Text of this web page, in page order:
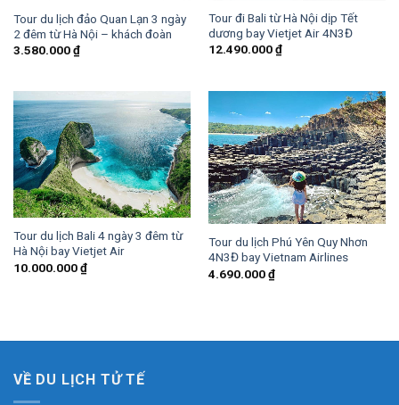
Tour du lịch đảo Quan Lạn 3 ngày
2 đêm từ Hà Nội – khách đoàn
3.580.000₫
Tour đi Bali từ Hà Nội dịp Tết
dương bay Vietjet Air 4N3Đ
12.490.000₫
Tour du lịch Bali 4 ngày 3 đêm từ
Hà Nội bay Vietjet Air
10.000.000₫
Tour du lịch Phú Yên Quy Nhơn
4N3Đ bay Vietnam Airlines
4.690.000₫
VỀ DU LỊCH TỬ TẾ